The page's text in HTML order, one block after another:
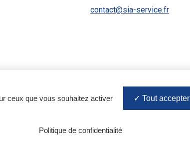
contact@sia-service.fr
01 30 40 74 25
ceux que vous souhaitez activer Tout accepter
Politique de confidentialité